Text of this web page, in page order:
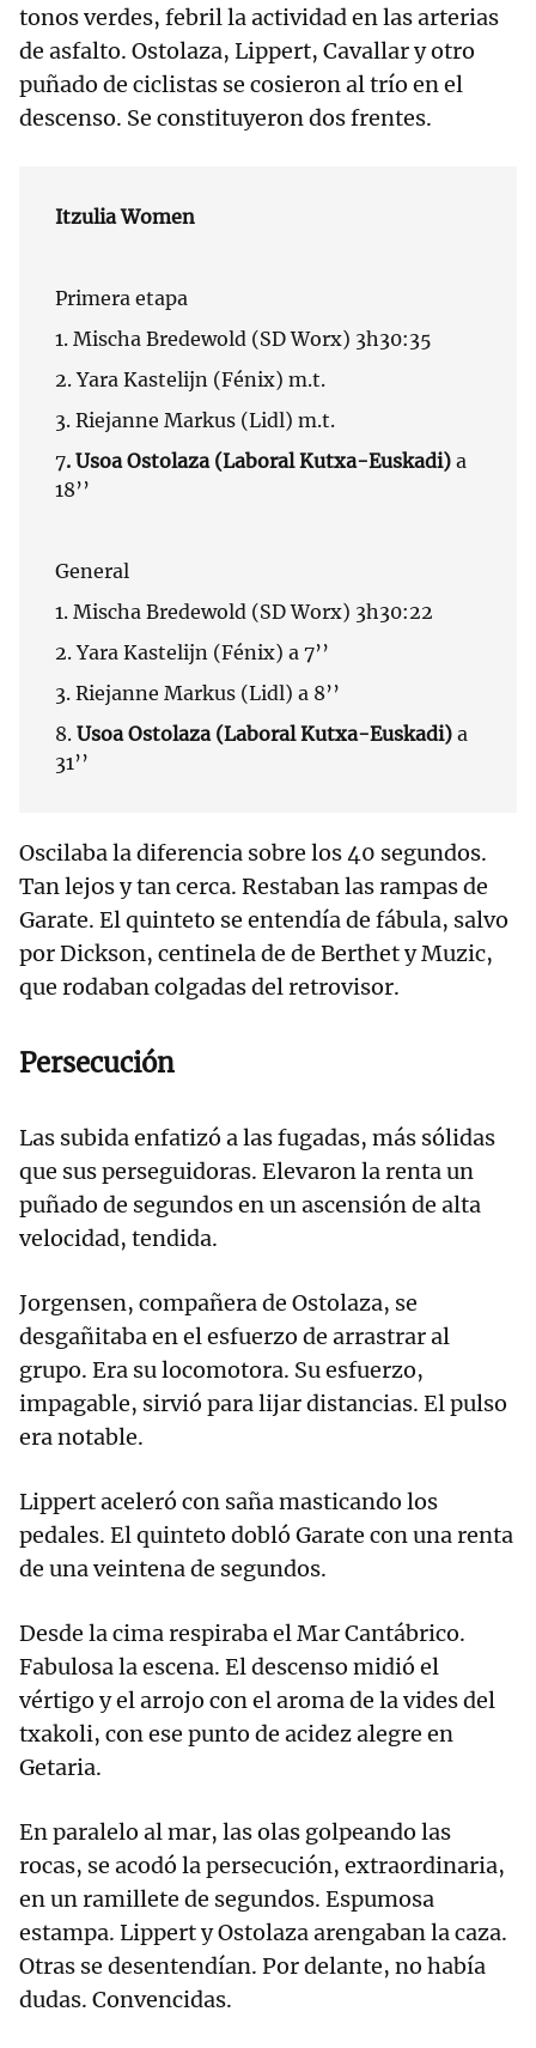
tonos verdes, febril la actividad en las arterias
de asfalto. Ostolaza, Lippert, Cavallar y otro
puñado de ciclistas se cosieron al trío en el
descenso. Se constituyeron dos frentes.
Itzulia Women
Primera etapa
1. Mischa Bredewold (SD Worx) 3h30:35
2. Yara Kastelijn (Fénix) m.t.
3. Riejanne Markus (Lidl) m.t.
7. Usoa Ostolaza (Laboral Kutxa-Euskadi) a
18’’
General
1. Mischa Bredewold (SD Worx) 3h30:22
2. Yara Kastelijn (Fénix) a 7’’
3. Riejanne Markus (Lidl) a 8’’
8. Usoa Ostolaza (Laboral Kutxa-Euskadi) a
31’’
Oscilaba la diferencia sobre los 40 segundos.
Tan lejos y tan cerca. Restaban las rampas de
Garate. El quinteto se entendía de fábula, salvo
por Dickson, centinela de de Berthet y Muzic,
que rodaban colgadas del retrovisor.
Persecución
Las subida enfatizó a las fugadas, más sólidas
que sus perseguidoras. Elevaron la renta un
puñado de segundos en un ascensión de alta
velocidad, tendida.
Jorgensen, compañera de Ostolaza, se
desgañitaba en el esfuerzo de arrastrar al
grupo. Era su locomotora. Su esfuerzo,
impagable, sirvió para lijar distancias. El pulso
era notable.
Lippert aceleró con saña masticando los
pedales. El quinteto dobló Garate con una renta
de una veintena de segundos.
Desde la cima respiraba el Mar Cantábrico.
Fabulosa la escena. El descenso midió el
vértigo y el arrojo con el aroma de la vides del
txakoli, con ese punto de acidez alegre en
Getaria.
En paralelo al mar, las olas golpeando las
rocas, se acodó la persecución, extraordinaria,
en un ramillete de segundos. Espumosa
estampa. Lippert y Ostolaza arengaban la caza.
Otras se desentendían. Por delante, no había
dudas. Convencidas.